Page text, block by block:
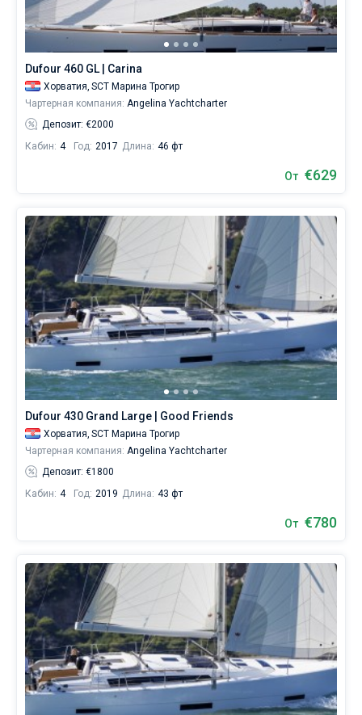
Dufour 460 GL | Carina
Хорватия, SCT Марина Трогир
Чартерная компания: Angelina Yachtcharter
Депозит: €2000
Кабин: 4 Год: 2017 Длина: 46 фт
От €629
Dufour 430 Grand Large | Good Friends
Хорватия, SCT Марина Трогир
Чартерная компания: Angelina Yachtcharter
Депозит: €1800
Кабин: 4 Год: 2019 Длина: 43 фт
От €780